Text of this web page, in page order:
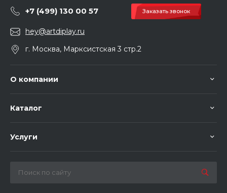
+7 (499) 130 00 57 Заказать звонок
hey@artdiplay.ru
г. Москва, Марксистская 3 стр.2
О компании
Каталог
Услуги